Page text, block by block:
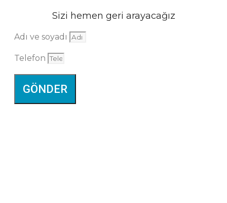
Sizi hemen geri arayacağız
Adı ve soyadı
Telefon
GÖNDER